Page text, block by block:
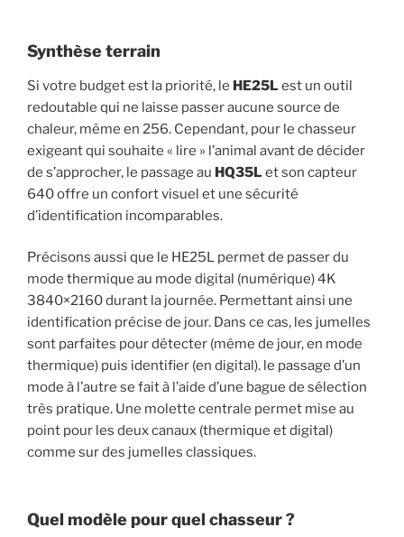
Synthèse terrain
Si votre budget est la priorité, le HE25L est un outil
redoutable qui ne laisse passer aucune source de
chaleur, même en 256. Cependant, pour le chasseur
exigeant qui souhaite « lire » l’animal avant de décider
de s’approcher, le passage au HQ35L et son capteur
640 offre un confort visuel et une sécurité
d’identification incomparables.
Précisons aussi que le HE25L permet de passer du
mode thermique au mode digital (numérique) 4K
3840×2160 durant la journée. Permettant ainsi une
identification précise de jour. Dans ce cas, les jumelles
sont parfaites pour détecter (même de jour, en mode
thermique) puis identifier (en digital). le passage d’un
mode à l’autre se fait à l’aide d’une bague de sélection
très pratique. Une molette centrale permet mise au
point pour les deux canaux (thermique et digital)
comme sur des jumelles classiques.
Quel modèle pour quel chasseur ?